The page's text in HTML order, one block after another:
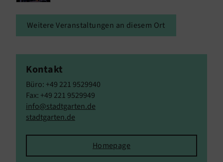
Weitere Veranstaltungen an diesem Ort
Kontakt
Büro: +49 221 9529940
Fax: +49 221 9529949
info@stadtgarten.de
stadtgarten.de
Homepage